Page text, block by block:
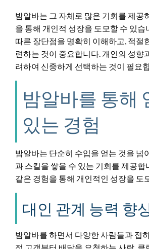
밤알바는 그 자체로 많은 기회를 제공
을 통해 개인적 성장을 도모할 수 있습
따른 장단점을 명확히 이해하고, 적절
련하는 것이 중요합니다. 개인의 성향
려하여 신중하게 선택하는 것이 필요
밤알바를 통해
있는 경험
밤알바는 단순히 수입을 얻는 것을 넘
과 스킬을 쌓을 수 있는 기회를 제공합
같은 경험을 통해 개인적인 성장을 도
대인 관계 능력 향
밤알바를 하면서 다양한 사람들과 접